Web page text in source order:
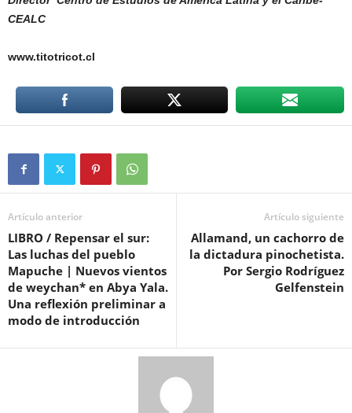
CEALC
www.titotricot.cl
Artículo anterior
LIBRO / Repensar el sur:
Las luchas del pueblo
Mapuche | Nuevos vientos
de weychan* en Abya Yala.
Una reflexión preliminar a
modo de introducción
Artículo siguiente
Allamand, un cachorro de
la dictadura pinochetista.
Por Sergio Rodríguez
Gelfenstein